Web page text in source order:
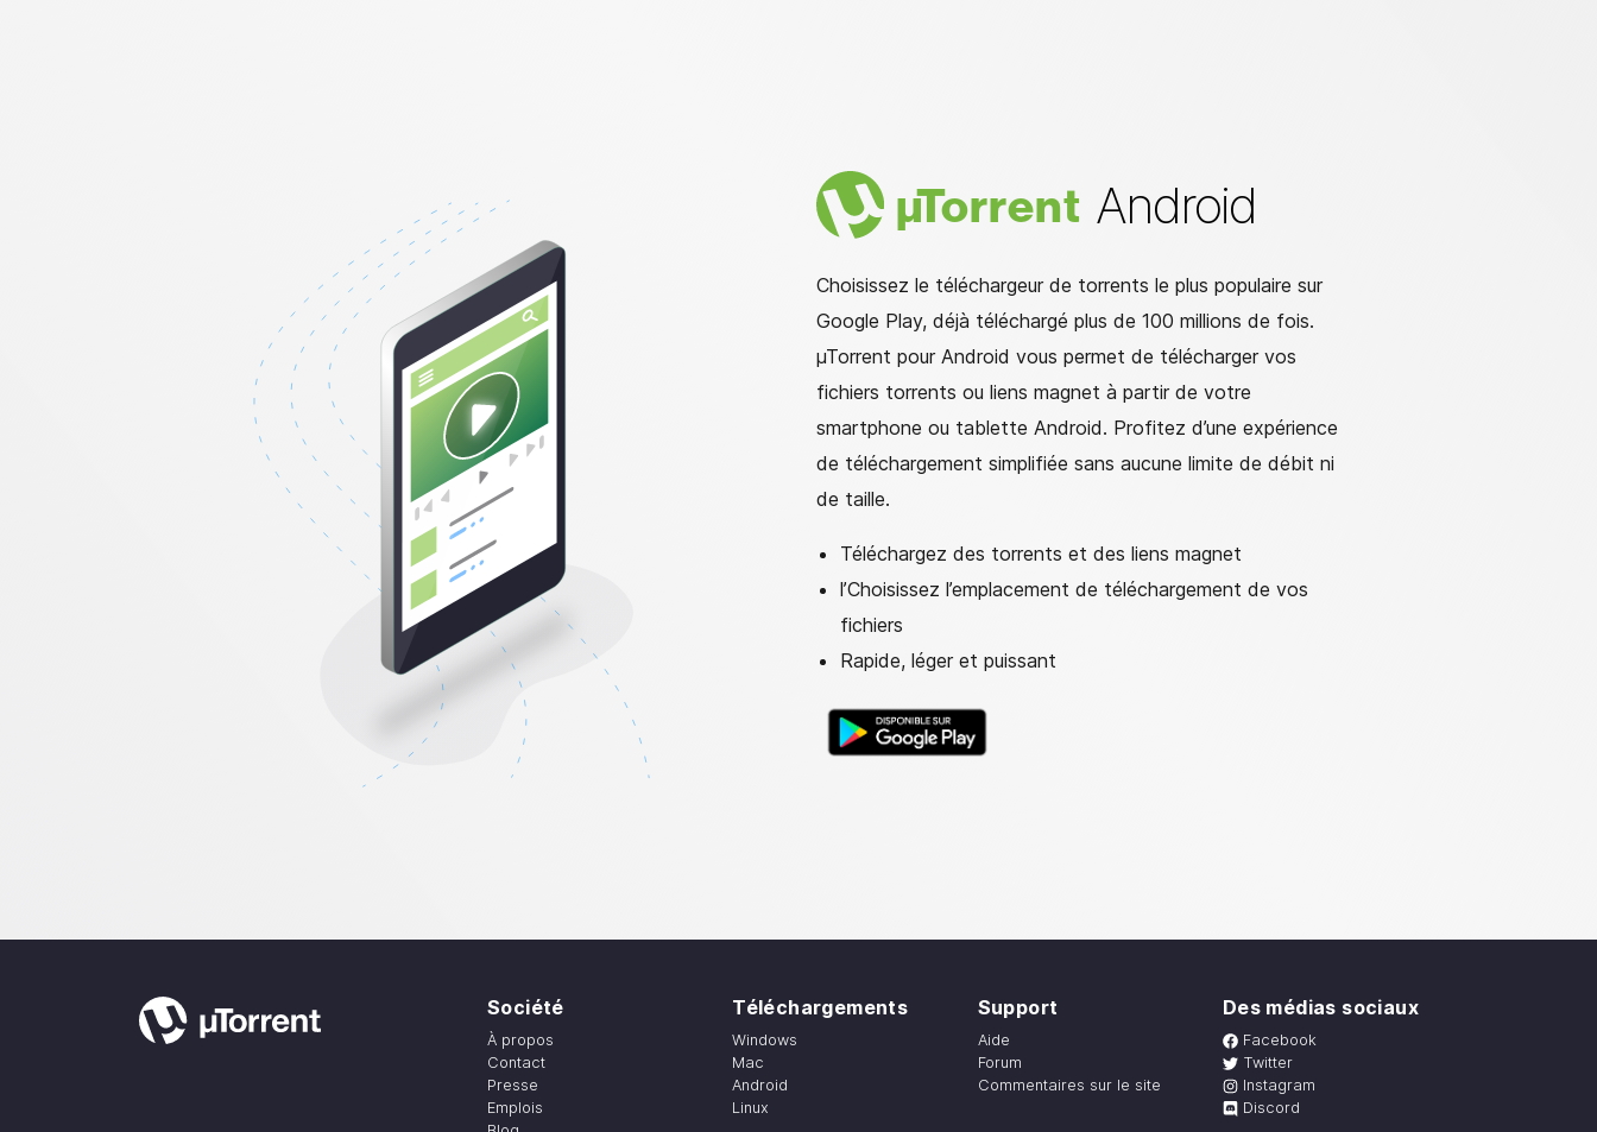
µTorrent Android
Choisissez le téléchargeur de torrents le plus populaire sur
Google Play, déjà téléchargé plus de 100 millions de fois.
µTorrent pour Android vous permet de télécharger vos
fichiers torrents ou liens magnet à partir de votre
smartphone ou tablette Android. Profitez d’une expérience
de téléchargement simplifiée sans aucune limite de débit ni
de taille.
Téléchargez des torrents et des liens magnet
l’Choisissez l’emplacement de téléchargement de vos
fichiers
Rapide, léger et puissant
Société
À propos
Contact
Presse
Emplois
Téléchargements
Windows
Mac
Android
Linux
Support
Aide
Forum
Commentaires sur le site
Des médias sociaux
Facebook
Twitter
Instagram
Discord